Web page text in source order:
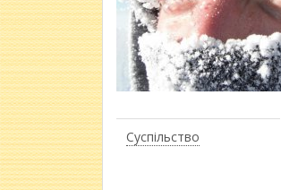
Суспільство